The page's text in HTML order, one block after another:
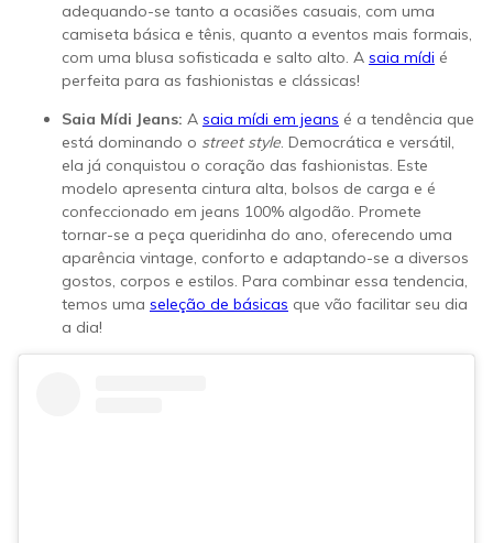
adequando-se tanto a ocasiões casuais, com uma
camiseta básica e tênis, quanto a eventos mais formais,
com uma blusa sofisticada e salto alto. A saia mídi é
perfeita para as fashionistas e clássicas!
Saia Mídi Jeans: A saia mídi em jeans é a tendência que
está dominando o street style. Democrática e versátil,
ela já conquistou o coração das fashionistas. Este
modelo apresenta cintura alta, bolsos de carga e é
confeccionado em jeans 100% algodão. Promete
tornar-se a peça queridinha do ano, oferecendo uma
aparência vintage, conforto e adaptando-se a diversos
gostos, corpos e estilos. Para combinar essa tendencia,
temos uma seleção de básicas que vão facilitar seu dia
a dia!